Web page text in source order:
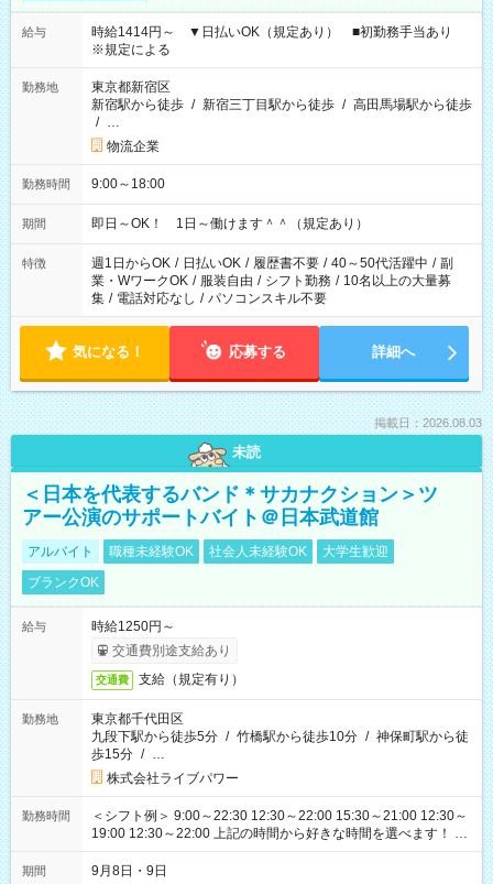
給与
時給1414円～ ▼日払いOK（規定あり） ■初勤務手当あり
※規定による
勤務地
東京都新宿区
新宿駅から徒歩 / 新宿三丁目駅から徒歩 / 高田馬場駅から徒歩
/ …
物流企業
勤務時間 9:00～18:00
期間 即日～OK！ 1日～働けます＾＾（規定あり）
特徴 週1日からOK / 日払いOK / 履歴書不要 / 40～50代活躍中 / 副
業・WワークOK / 服装自由 / シフト勤務 / 10名以上の大量募
集 / 電話対応なし / パソコンスキル不要
気になる！ 応募する 詳細へ
掲載日：2026.08.03
未読
＜日本を代表するバンド＊サカナクション＞ツ
アー公演のサポートバイト＠日本武道館
アルバイト 職種未経験OK 社会人未経験OK
大学生歓迎
ブランクOK
給与
時給1250円～
交通費別途支給あり
交通費 支給（規定有り）
勤務地
東京都千代田区
九段下駅から徒歩5分 / 竹橋駅から徒歩10分 / 神保町駅から徒
歩15分 / …
株式会社ライブパワー
勤務時間
＜シフト例＞ 9:00～22:30 12:30～22:00 15:30～21:00 12:30～
19:00 12:30～22:00 上記の時間から好きな時間を選べます！ ※
時間は変更となる可能性があります
期間 9月8日・9日